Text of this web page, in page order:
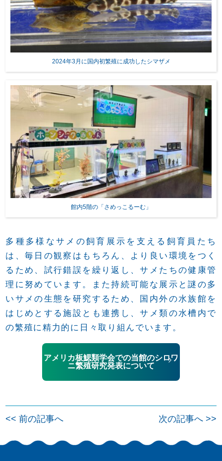
2024年3月に国内初繁殖に成功したシマザメ
館内5階の「さめっこるーむ」
多種多様なサメの飼育展示を支える飼育員たち
は、毎日の観察はもちろん、より良い環境をつく
るため、試行錯誤を繰り返し、サメたちの健康管
理に努めています。また持続可能な展示と謎の多
いサメの生態を研究するため、国内外の水族館を
はじめとする施設とも連携し、サメ類の水槽内で
の繁殖に精力的に日々取り組んでいます。
アメリカ板鰓類学会での当館のシロワ
ニ繁殖研究発表について
投
ナ
<< 前の記事へ 次の記事へ >>